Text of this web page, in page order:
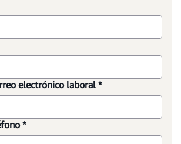
electrónico laboral *
*